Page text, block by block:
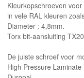
Kleurkopschroeven
in vele RAL kleuren
Diameter : 4,8mm.
Torx bit-aansluiting
De juiste schroef voor
High Pressure